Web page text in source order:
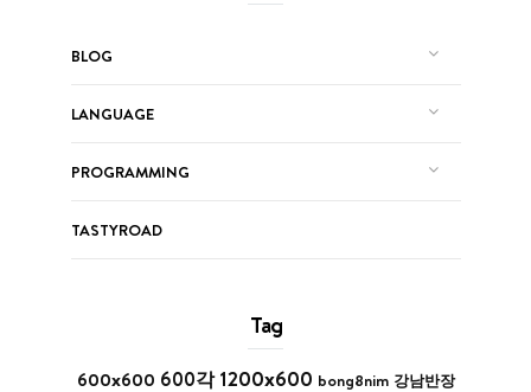
BLOG
LANGUAGE
PROGRAMMING
TASTYROAD
Tag
600x600 600각 1200x600 bong8nim 강남반장